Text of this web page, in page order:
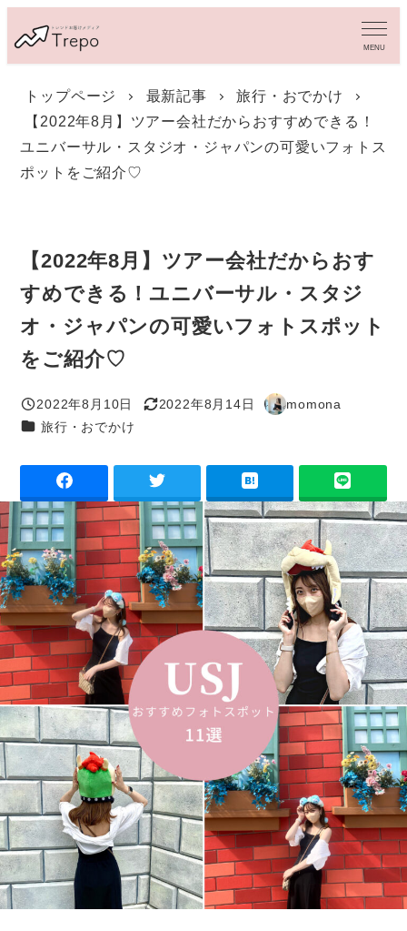
イ
MENU
トップページ 最新記事
旅行・おでかけ
【2022年8月】ツアー会社だからおすすめできる！
ユニバーサル・スタジオ・ジャパンの可愛いフォトス
ポットをご紹介♡
【2022年8月】ツアー会社だからおす
すめできる！ユニバーサル・スタジ
オ・ジャパンの可愛いフォトスポット
をご紹介♡
投稿日
2022年8月10日
更新日
2022年8月14日
著
momona
カテゴリー
旅行・おでかけ